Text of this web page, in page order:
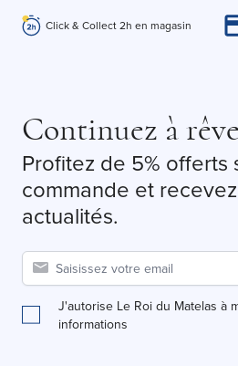
Click & Collect 2h en magasin
Continuez à
Profitez de 5% offerts
commande et
actualités.
J'autorise Le Roi du Matelas à
informations